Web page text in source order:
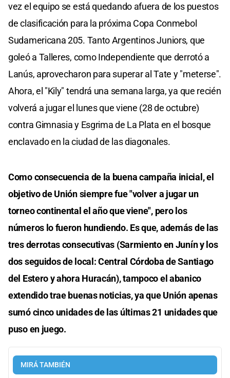
vez el equipo se está quedando afuera de los puestos
de clasificación para la próxima Copa Conmebol
Sudamericana 205. Tanto Argentinos Juniors, que
goleó a Talleres, como Independiente que derrotó a
Lanús, aprovecharon para superar al Tate y "meterse".
Ahora, el "Kily" tendrá una semana larga, ya que recién
volverá a jugar el lunes que viene (28 de octubre)
contra Gimnasia y Esgrima de La Plata en el bosque
enclavado en la ciudad de las diagonales.
Como consecuencia de la buena campaña inicial, el
objetivo de Unión siempre fue "volver a jugar un
torneo continental el año que viene", pero los
números lo fueron hundiendo. Es que, además de las
tres derrotas consecutivas (Sarmiento en Junín y los
dos seguidos de local: Central Córdoba de Santiago
del Estero y ahora Huracán), tampoco el abanico
extendido trae buenas noticias, ya que Unión apenas
sumó cinco unidades de las últimas 21 unidades que
puso en juego.
MIRÁ TAMBIÉN